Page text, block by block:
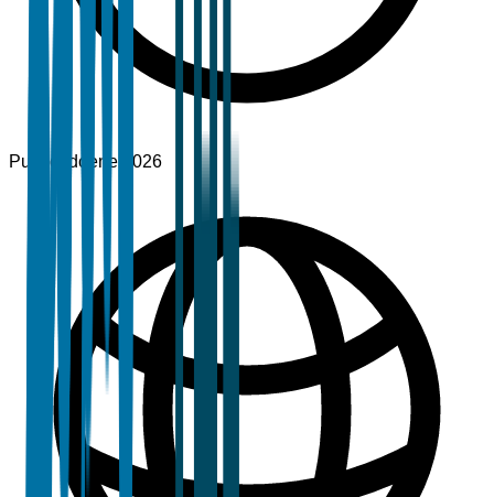
Publicado ene 2026